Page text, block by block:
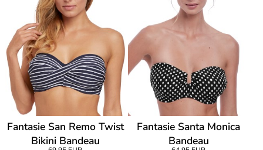
Fantasie San Remo Twist
Bikini Bandeau
Fantasie Santa Monica
Bandeau